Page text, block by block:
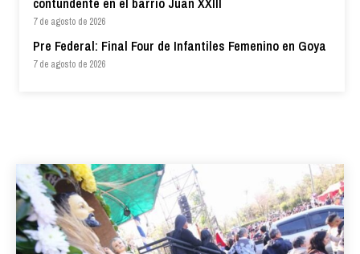
7 de agosto de 2026
Pre Federal: Final Four de Infantiles Femenino en Goya
7 de agosto de 2026